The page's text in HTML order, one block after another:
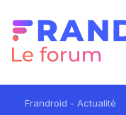
Frandroid - Actualité